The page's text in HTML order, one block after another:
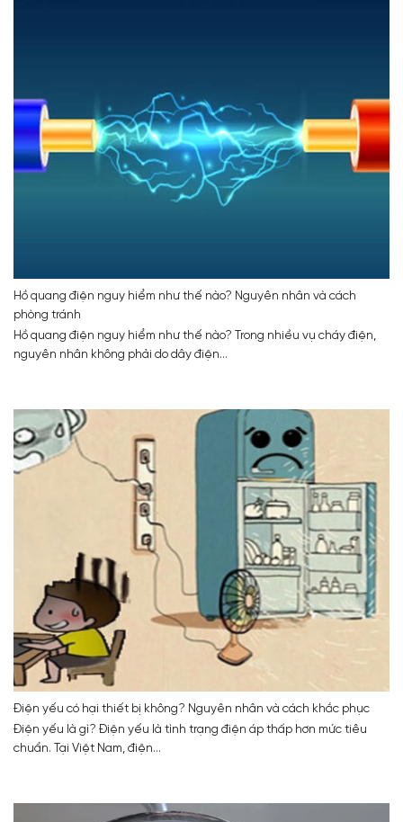
Hồ quang điện nguy hiểm như thế nào? Nguyên nhân và cách
phòng tránh
Hồ quang điện nguy hiểm như thế nào? Trong nhiều vụ cháy điện,
nguyên nhân không phải do dây điện...
Điện yếu có hại thiết bị không? Nguyên nhân và cách khắc phục
Điện yếu là gì? Điện yếu là tình trạng điện áp thấp hơn mức tiêu
chuẩn. Tại Việt Nam, điện...